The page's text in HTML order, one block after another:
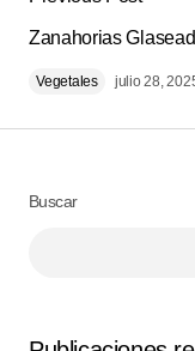
Patrick G.
Zanahorias
Vegetales julio 28,
Buscar